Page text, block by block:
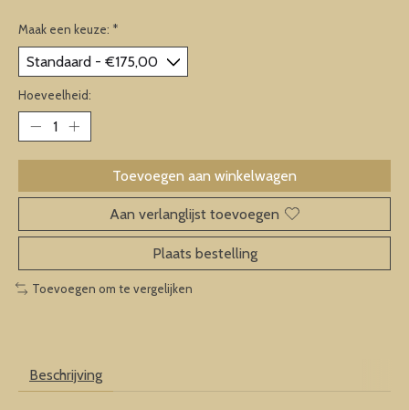
Maak een keuze: *
Hoeveelheid:
Toevoegen aan winkelwagen
Aan verlanglijst toevoegen
Plaats bestelling
Toevoegen om te vergelijken
Beschrijving